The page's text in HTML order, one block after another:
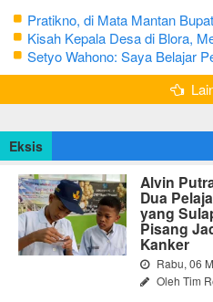
Pratikno, di Mata Mantan
Kisah Kepala Desa di Blora,
Masih Hidup Sederhana
Setyo Wahono: Saya Belajar
Eksis
Alvin
Dua
yang
Pisang
Kanker
Rabu, 06
Oleh Tim